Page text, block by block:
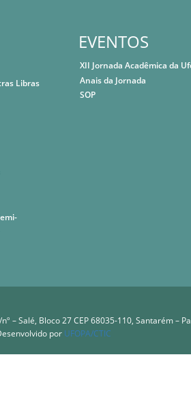
Libras
EVENTOS
XII Jornada Acadêmica da
Anais da Jornada
SOP
– Salé, Bloco 27 CEP 68035-110, Santarém –
por UFOPA/CTIC